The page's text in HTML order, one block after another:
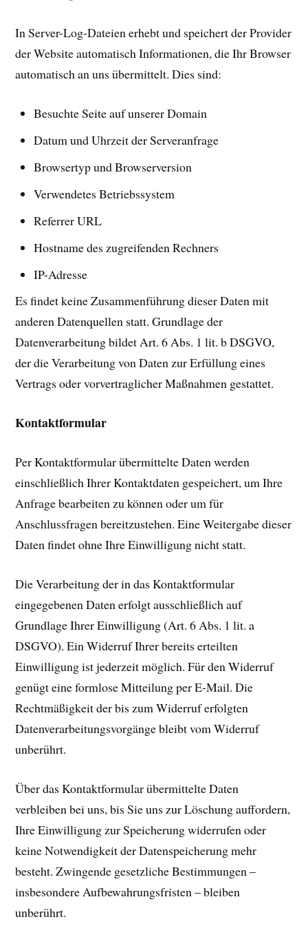
In Server-Log-Dateien erhebt und speichert der Provider
der Website automatisch Informationen, die Ihr Browser
automatisch an uns übermittelt. Dies sind:
Besuchte Seite auf unserer Domain
Datum und Uhrzeit der Serveranfrage
Browsertyp und Browserversion
Verwendetes Betriebssystem
Referrer URL
Hostname des zugreifenden Rechners
IP-Adresse
Es findet keine Zusammenführung dieser Daten mit
anderen Datenquellen statt. Grundlage der
Datenverarbeitung bildet Art. 6 Abs. 1 lit. b DSGVO,
der die Verarbeitung von Daten zur Erfüllung eines
Vertrags oder vorvertraglicher Maßnahmen gestattet.
Kontaktformular
Per Kontaktformular übermittelte Daten werden
einschließlich Ihrer Kontaktdaten gespeichert, um Ihre
Anfrage bearbeiten zu können oder um für
Anschlussfragen bereitzustehen. Eine Weitergabe dieser
Daten findet ohne Ihre Einwilligung nicht statt.
Die Verarbeitung der in das Kontaktformular
eingegebenen Daten erfolgt ausschließlich auf
Grundlage Ihrer Einwilligung (Art. 6 Abs. 1 lit. a
DSGVO). Ein Widerruf Ihrer bereits erteilten
Einwilligung ist jederzeit möglich. Für den Widerruf
genügt eine formlose Mitteilung per E-Mail. Die
Rechtmäßigkeit der bis zum Widerruf erfolgten
Datenverarbeitungsvorgänge bleibt vom Widerruf
unberührt.
Über das Kontaktformular übermittelte Daten
verbleiben bei uns, bis Sie uns zur Löschung auffordern,
Ihre Einwilligung zur Speicherung widerrufen oder
keine Notwendigkeit der Datenspeicherung mehr
besteht. Zwingende gesetzliche Bestimmungen –
insbesondere Aufbewahrungsfristen – bleiben
unberührt.